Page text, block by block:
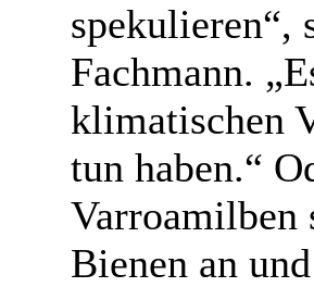
spekulieren“,
Fachmann.
klimatischen
tun haben.“
Varroamilben
Bienen an